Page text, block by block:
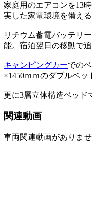
家庭用のエアコンを13
実した家電環境を備える
リチウム蓄電バッテリ
能。宿泊翌日の移動で
キャンピングカーでの
×1450ｍｍのダブルベッ
更に3層立体構造ベッド
関連動画
車両関連動画がありま